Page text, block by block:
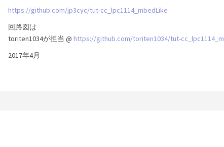
https://github.com/jp3cyc/tut-cc_lpc1114_mbedLike
回路図は
toriten1034が担当 @ https://github.com/toriten1034/tut-
2017年4月